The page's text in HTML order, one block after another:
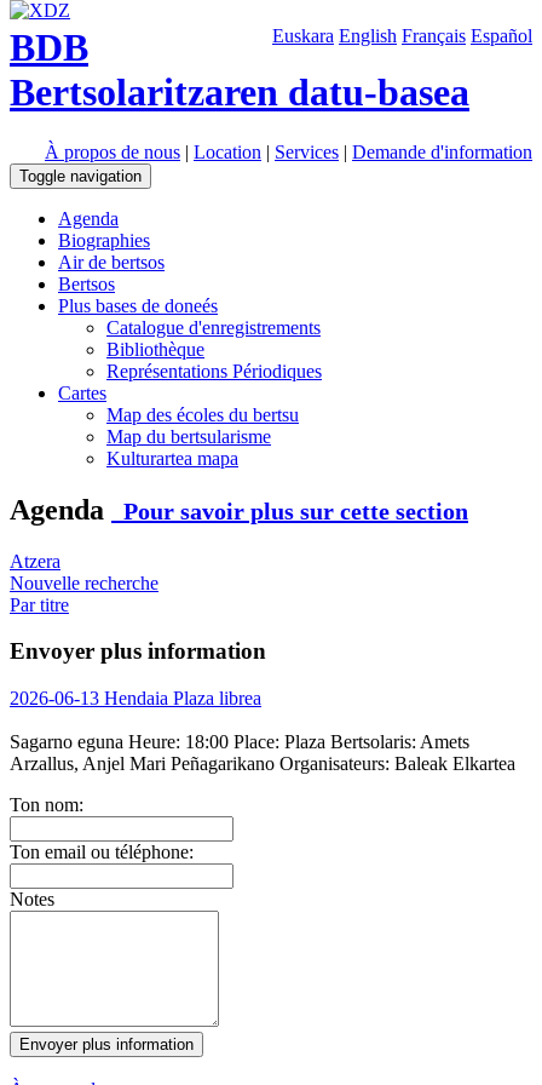
Euskara English Français Español
BDB
Bertsolaritzaren datu-basea
À propos de nous | Location | Services | Demande d'information
Toggle navigation
Agenda
Biographies
Air de bertsos
Bertsos
Plus bases de doneés
Catalogue d'enregistrements
Bibliothèque
Représentations Périodiques
Cartes
Map des écoles du bertsu
Map du bertsularisme
Kulturartea mapa
Agenda Pour savoir plus sur cette section
Atzera
Nouvelle recherche
Par titre
Envoyer plus information
2026-06-13 Hendaia Plaza librea
Sagarno eguna Heure: 18:00 Place: Plaza Bertsolaris: Amets
Arzallus, Anjel Mari Peñagarikano Organisateurs: Baleak Elkartea
Ton nom:
Ton email ou téléphone:
Notes
Envoyer plus information